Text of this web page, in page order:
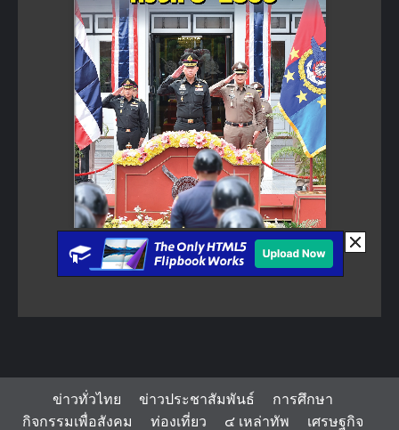
ข่าวทั่วไทย ข่าวประชาสัมพันธ์
การศึกษา
กิจกรรมเพื่อสังคม
ท่องเที่ยว ๔ เหล่าทัพ เศรษฐกิจ